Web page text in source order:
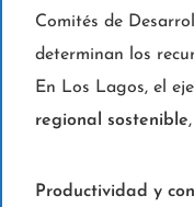
Comités de
determinan los
En Los Lagos, el
regional sostenible
Productividad y